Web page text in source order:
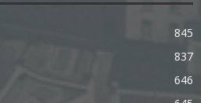
845
837
646